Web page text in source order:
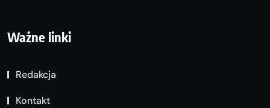
Ważne linki
Redakcja
Kontakt